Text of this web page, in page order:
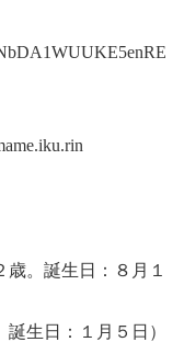
。誕生日：８月１
生日：１月５日）